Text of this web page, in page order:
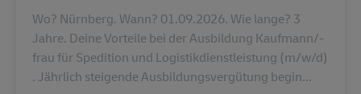
Wo? Nürnberg. Wann? 01.09.2026. Wie lange? 3
Jahre. Deine Vorteile bei der Ausbildung Kaufmann/-
frau für Spedition und Logistikdienstleistung (m/w/d)
. Jährlich steigende Ausbildungsvergütung begin...